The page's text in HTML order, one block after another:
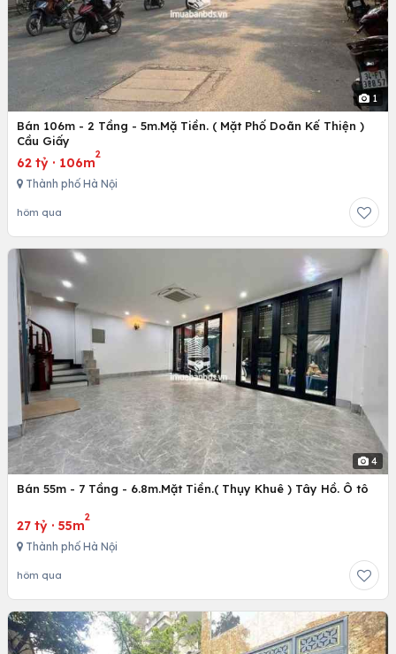
1
Bán 106m - 2 Tầng - 5m.Mặ Tiền. ( Mặt Phố Doãn Kế Thiện )
Cầu Giấy
62 tỷ · 106m
2
Thành phố Hà Nội
hôm qua
4
Bán 55m - 7 Tầng - 6.8m.Mặt Tiền.( Thụy Khuê ) Tây Hồ. Ô tô
27 tỷ · 55m
2
Thành phố Hà Nội
hôm qua